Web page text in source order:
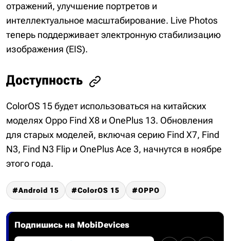
отражений, улучшение портретов и
интеллектуальное масштабирование. Live Photos
теперь поддерживает электронную стабилизацию
изображения (EIS).
Доступность
ColorOS 15 будет использоваться на китайских
моделях Oppo Find X8 и OnePlus 13. Обновления
для старых моделей, включая серию Find X7, Find
N3, Find N3 Flip и OnePlus Ace 3, начнутся в ноябре
этого года.
Android 15 ColorOS 15 OPPO
Подпишись на MobiDevices